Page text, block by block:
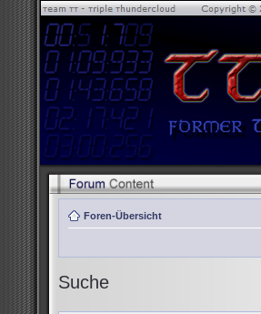
Foren-Übersicht
Suche